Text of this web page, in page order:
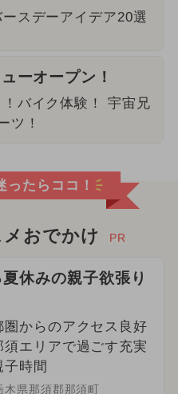
スデーアイデア20選
ーオープン！
バイク体験！ 宇宙兄
ツ！
ったらココ！
おでかけ PR
休みの親子欲張り
圏からのアクセス良好
須エリアで過ごす充実
子時間
木県那須郡那須町